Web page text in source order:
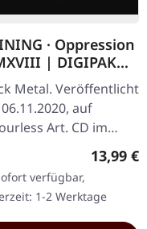
· Oppression
| DIGIPAK
Metal. Veröffentlicht
auf
Art. CD im
Shining liefert
MMXVIII"
13,99 €
verfügbar,
1-2 Werktage